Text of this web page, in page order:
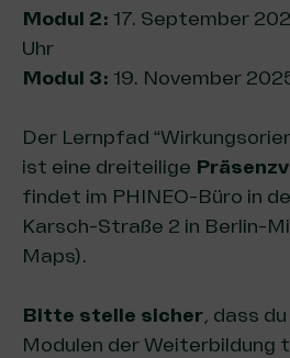
Modul 2: 17. September
Uhr
Modul 3: 19. November
Der Lernpfad
ist eine dreiteilige
findet im PHINEO-Büro in
Karsch-Straße 2 in Berlin-
Maps).
Bitte stelle sicher, dass
Modulen der Weiterbildung